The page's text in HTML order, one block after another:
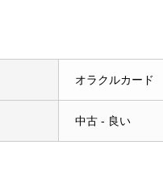
オラクルカード
中古 - 良い